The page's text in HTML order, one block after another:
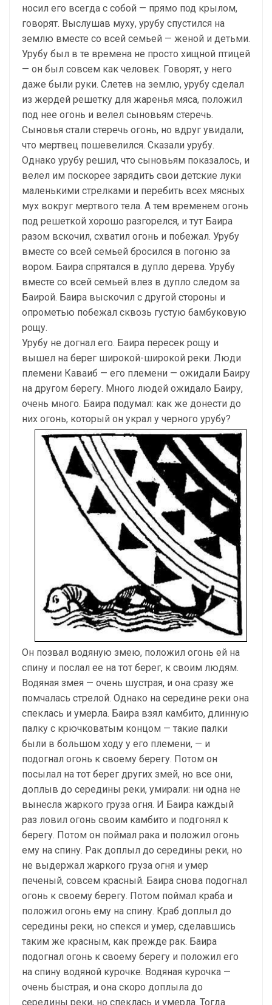
носил его всегда с собой — прямо под крылом,
говорят. Выслушав муху, урубу спустился на
землю вместе со всей семьей — женой и детьми.
Урубу был в те времена не просто хищной птицей
— он был совсем как человек. Говорят, у него
даже были руки. Слетев на землю, урубу сделал
из жердей решетку для жаренья мяса, положил
под нее огонь и велел сыновьям стеречь.
Сыновья стали стеречь огонь, но вдруг увидали,
что мертвец пошевелился. Сказали урубу.
Однако урубу решил, что сыновьям показалось, и
велел им поскорее зарядить свои детские луки
маленькими стрелками и перебить всех мясных
мух вокруг мертвого тела. А тем временем огонь
под решеткой хорошо разгорелся, и тут Баира
разом вскочил, схватил огонь и побежал. Урубу
вместе со всей семьей бросился в погоню за
вором. Баира спрятался в дупло дерева. Урубу
вместе со всей семьей влез в дупло следом за
Баирой. Баира выскочил с другой стороны и
опрометью побежал сквозь густую бамбуковую
рощу.
Урубу не догнал его. Баира пересек рощу и
вышел на берег широкой-широкой реки. Люди
племени Каваиб — его племени — ожидали Баиру
на другом берегу. Много людей ожидало Баиру,
очень много. Баира подумал: как же донести до
них огонь, который он украл у черного урубу?
Он позвал водяную змею, положил огонь ей на
спину и послал ее на тот берег, к своим людям.
Водяная змея — очень шустрая, и она сразу же
помчалась стрелой. Однако на середине реки она
спеклась и умерла. Баира взял камбито, длинную
палку с крючковатым концом — такие палки
были в большом ходу у его племени, — и
подогнал огонь к своему берегу. Потом он
посылал на тот берег других змей, но все они,
доплыв до середины реки, умирали: ни одна не
вынесла жаркого груза огня. И Баира каждый
раз ловил огонь своим камбито и подгонял к
берегу. Потом он поймал рака и положил огонь
ему на спину. Рак доплыл до середины реки, но
не выдержал жаркого груза огня и умер
печеный, совсем красный. Баира снова подогнал
огонь к своему берегу. Потом поймал краба и
положил огонь ему на спину. Краб доплыл до
середины реки, но спекся и умер, сделавшись
таким же красным, как прежде рак. Баира
подогнал огонь к своему берегу и положил его
на спину водяной курочке. Водяная курочка —
очень быстрая, и она скоро доплыла до
середины реки, но спеклась и умерла. Тогда